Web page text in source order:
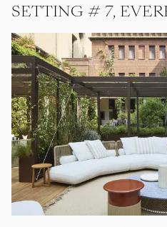
SETTING # 7,